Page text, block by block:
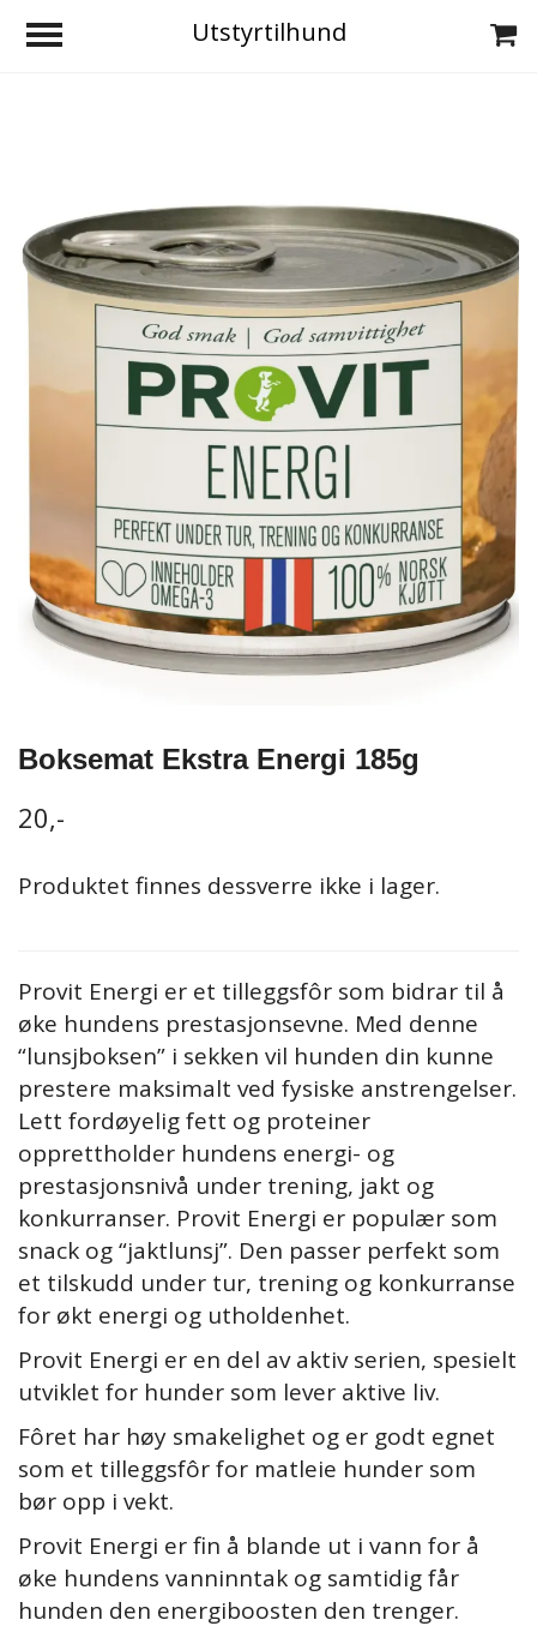
Boksemat Ekstra Energi 185g
20,-
Produktet finnes dessverre ikke i lager.
Provit Energi er et tilleggsfôr som bidrar til å
øke hundens prestasjonsevne. Med denne
“lunsjboksen” i sekken vil hunden din kunne
prestere maksimalt ved fysiske anstrengelser.
Lett fordøyelig fett og proteiner
opprettholder hundens energi- og
prestasjonsnivå under trening, jakt og
konkurranser. Provit Energi er populær som
snack og “jaktlunsj”. Den passer perfekt som
et tilskudd under tur, trening og konkurranse
for økt energi og utholdenhet.
Provit Energi er en del av aktiv serien, spesielt
utviklet for hunder som lever aktive liv.
Fôret har høy smakelighet og er godt egnet
som et tilleggsfôr for matleie hunder som
bør opp i vekt.
Provit Energi er fin å blande ut i vann for å
øke hundens vanninntak og samtidig får
hunden den energiboosten den trenger.
Utstyrtilhund